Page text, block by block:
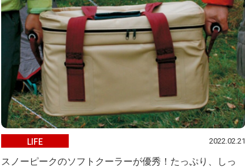
LIFE 2022.02.21
スノーピークのソフトクーラーが優秀！たっぷり、しっ